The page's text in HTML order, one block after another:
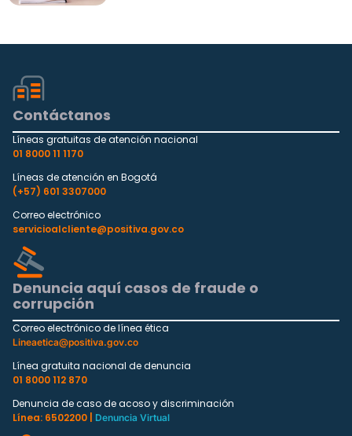
Contáctanos
Líneas gratuitas de atención nacional
01 8000 11 1170
Líneas de atención en Bogotá
(+57) 601 3307000
Correo electrónico
servicioalcliente@positiva.gov.co
Denuncia aquí casos de fraude o
corrupción
Correo electrónico de línea ética
Lineaetica@positiva.gov.co
Línea gratuita nacional de denuncia
01 8000 112 870
Denuncia de caso de acoso y discriminación
Línea: 6502200 |
Denuncia Virtual